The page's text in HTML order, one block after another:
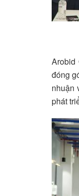
Arobid
đóng
nhuận
phát